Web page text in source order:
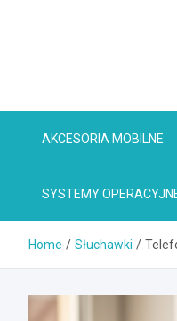
AKCESORIA MOBILNE
SYSTEMY
Home Słuchawki